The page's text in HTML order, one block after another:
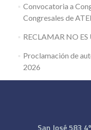
Convocatoria a
Congresales de
RECLAMAR NO
Proclamación de
2026